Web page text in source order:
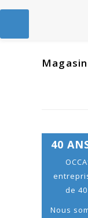
40
de
Nous